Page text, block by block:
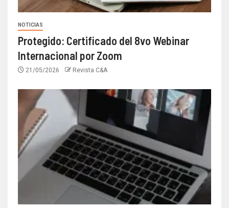
NOTICIAS
Protegido: Certificado del 8vo Webinar
Internacional por Zoom
21/05/2026 Revista C&A